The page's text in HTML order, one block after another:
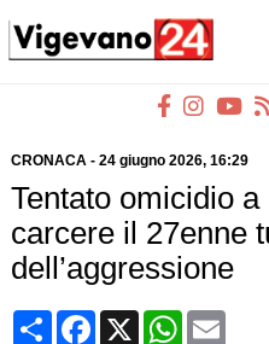
CRONACA- 24 giugno 2026, 16:29
Tentato omicidio
carcere il 27enne
dell’aggressione
CondividiFacebook
X WhatsApp
Email